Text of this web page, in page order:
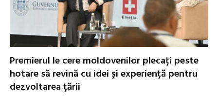
Premierul le cere moldovenilor plecați peste
hotare să revină cu idei și experiență pentru
dezvoltarea țării